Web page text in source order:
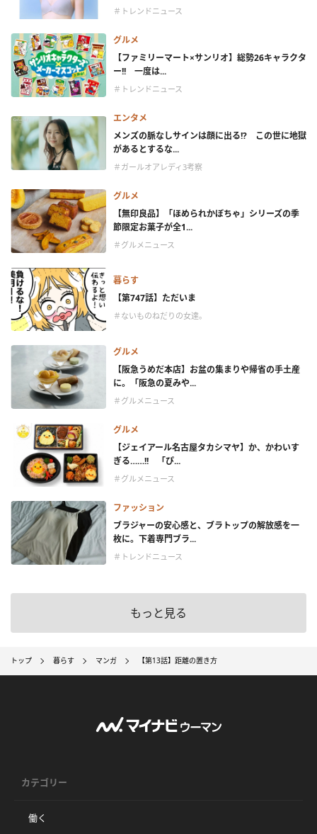
＃トレンドニュース
グルメ
【ファミリーマート×サンリオ】総勢26キャラクタ
ー!! 一度は...
＃トレンドニュース
エンタメ
メンズの脈なしサインは顔に出る!? この世に地獄
があるとするな...
＃ガールオアレディ3考察
グルメ
【無印良品】「ほめられかぼちゃ」シリーズの季
節限定お菓子が全1...
＃グルメニュース
暮らす
【第747話】ただいま
＃ないものねだりの女達。
グルメ
【阪急うめだ本店】お盆の集まりや帰省の手土産
に。「阪急の夏みや...
＃グルメニュース
グルメ
【ジェイアール名古屋タカシマヤ】か、かわいす
ぎる……!! 「ぴ...
＃グルメニュース
ファッション
ブラジャーの安心感と、ブラトップの解放感を一
枚に。下着専門ブラ...
＃トレンドニュース
もっと見る
トップ 暮らす マンガ 【第13話】距離の置き方
カテゴリー
働く